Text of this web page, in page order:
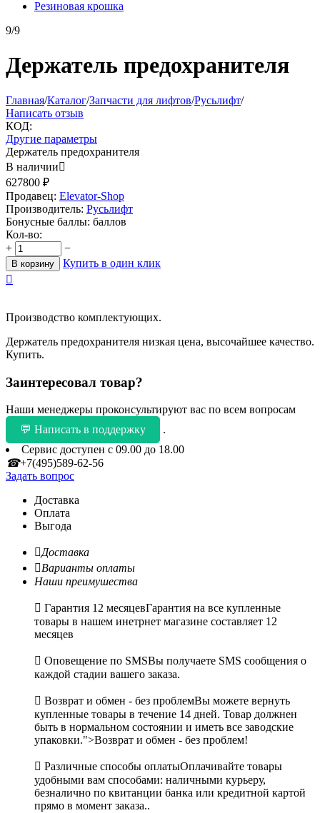
Резиновая крошка
9/9
Держатель предохранителя
Главная/Каталог/Запчасти для лифтов/Русьлифт/
Написать отзыв
КОД:
Другие параметры
Держатель предохранителя
В наличии
627800 ₽
Продавец: Elevator-Shop
Производитель: Русьлифт
Бонусные баллы: баллов
Кол-во:
+
−
В корзину
Купить в один клик

Производство комплектующих.
Держатель предохранителя низкая цена, высочайшее качество.
Купить.
Заинтересовал товар?
Наши менеджеры проконсультируют вас по всем вопросам
💬 Написать в поддержку
.
Сервис доступен с 09.00 до 18.00
☎+7(495)589-62-56
Задать вопрос
Доставка
Оплата
Выгода
Доставка
Варианты оплаты
Наши преимушества
 Гарантия 12 месяцевГарантия на все купленные
товары в нашем инетрнет магазине составляет 12
месяцев
 Оповещение по SMSВы получаете SMS сообщения о
каждой стадии вашего заказа.
 Возврат и обмен - без проблемВы можете вернуть
купленные товары в течение 14 дней. Товар должнен
быть в нормальном состоянии и иметь все заводские
упаковки.">Возврат и обмен - без проблем!
 Различные способы оплатыОплачивайте товары
удобными вам способами: наличными курьеру,
безналично по квитанции банка или кредитной картой
прямо в момент заказа..